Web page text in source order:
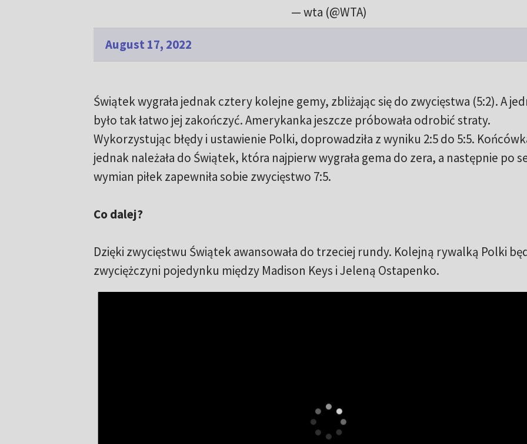
— wta (@WTA)
August 17, 2022
Świątek wygrała jednak cztery kolejne gemy, zbliżając się do zwycięstwa (5:2). A
było tak łatwo jej zakończyć. Amerykanka jeszcze próbowała odrobić straty.
Wykorzystując błędy i ustawienie Polki, doprowadziła z wyniku 2:5 do 5:5.
jednak należała do Świątek, która najpierw wygrała gema do zera, a następnie po
wymian piłek zapewniła sobie zwycięstwo 7:5.
Co dalej?
Dzięki zwycięstwu Świątek awansowała do trzeciej rundy. Kolejną rywalką Polki
zwyciężczyni pojedynku między Madison Keys i Jeleną Ostapenko.